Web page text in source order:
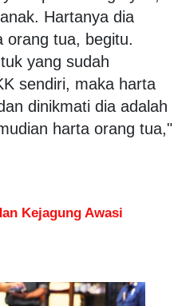
Hartanya dia
orang tua, begitu.
yang sudah
sendiri, maka harta
dinikmati dia adalah
harta orang tua,"
Kejagung Awasi